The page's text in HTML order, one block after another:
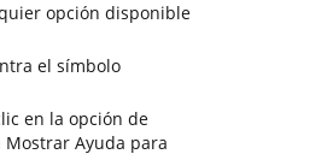
opción disponible
el símbolo
en la opción de
Ayuda para